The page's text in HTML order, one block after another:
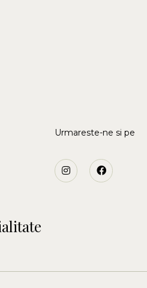
Urmareste-ne si pe